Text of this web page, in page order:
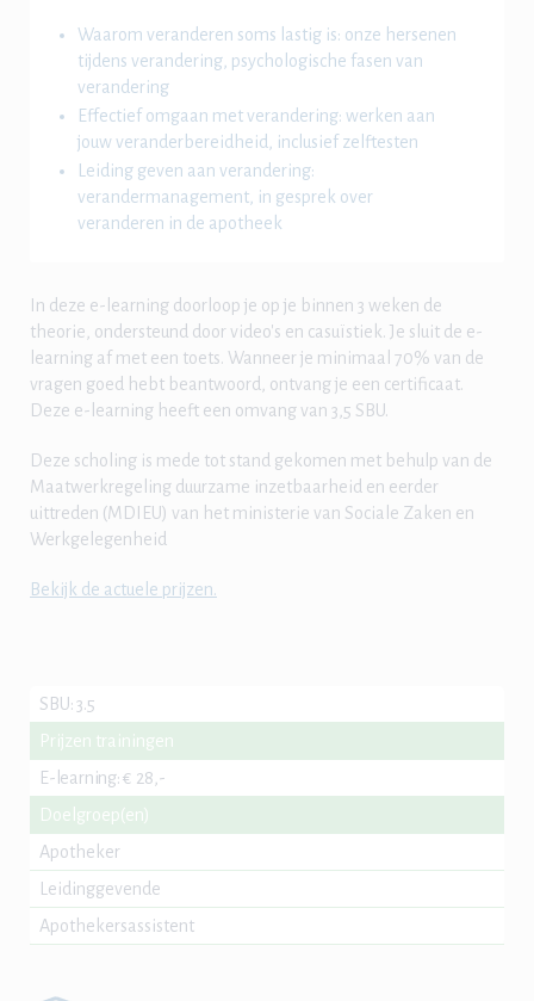
Waarom veranderen soms lastig is: onze hersenen
tijdens verandering, psychologische fasen van
verandering
Effectief omgaan met verandering: werken aan
jouw veranderbereidheid, inclusief zelftesten
Leiding geven aan verandering:
verandermanagement, in gesprek over
veranderen in de apotheek
In deze e-learning doorloop je op je binnen 3 weken de
theorie, ondersteund door video's en casuïstiek. Je sluit de e-
learning af met een toets. Wanneer je minimaal 70% van de
vragen goed hebt beantwoord, ontvang je een certificaat.
Deze e-learning heeft een omvang van 3,5 SBU.
Deze scholing is mede tot stand gekomen met behulp van de
Maatwerkregeling duurzame inzetbaarheid en eerder
uittreden (MDIEU) van het ministerie van Sociale Zaken en
Werkgelegenheid
Bekijk de actuele prijzen.
SBU:3.5
Prijzen trainingen
E-learning:€ 28,-
Doelgroep(en)
Apotheker
Leidinggevende
Apothekersassistent